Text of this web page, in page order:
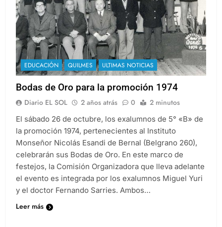
EDUCACIÓN QUILMES ULTIMAS NOTICIAS
Bodas de Oro para la promoción 1974
Diario EL SOL 2 años atrás 0 2 minutos
El sábado 26 de octubre, los exalumnos de 5° «B» de
la promoción 1974, pertenecientes al Instituto
Monseñor Nicolás Esandi de Bernal (Belgrano 260),
celebrarán sus Bodas de Oro. En este marco de
festejos, la Comisión Organizadora que lleva adelante
el evento es integrada por los exalumnos Miguel Yuri
y el doctor Fernando Sarries. Ambos…
Leer más